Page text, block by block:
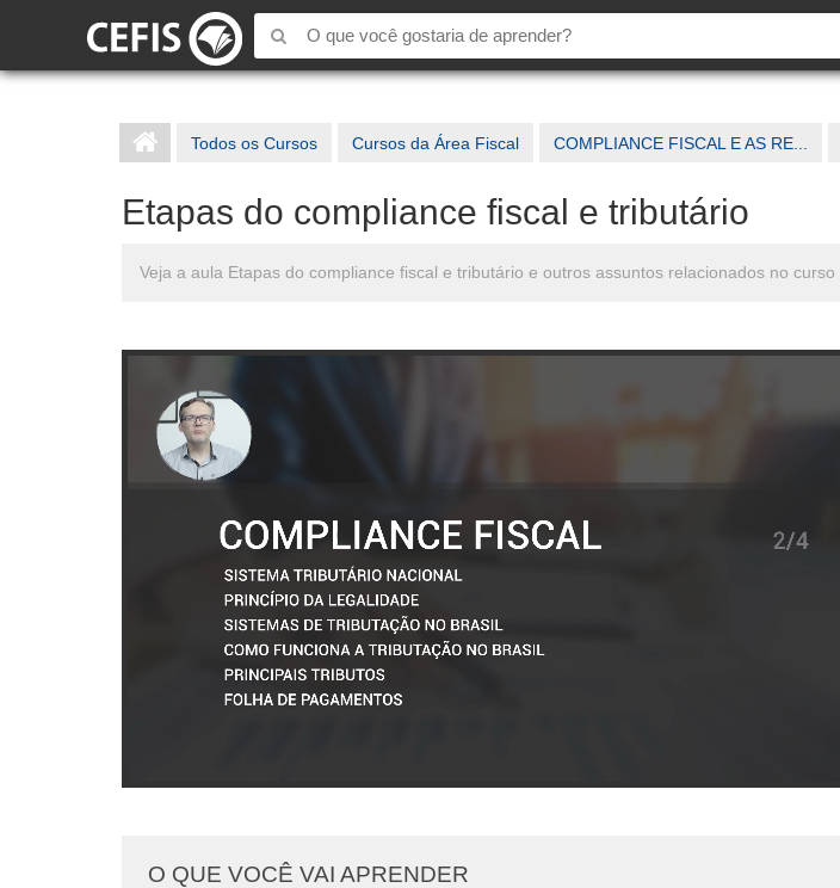
Todos os Cursos Cursos da Área Fiscal COMPLIANCE FISCAL E AS RE...
Etapas do compliance fiscal e tributário
Veja a aula Etapas do compliance fiscal e tributário e outros assuntos relacionados no
O QUE VOCÊ VAI APRENDER